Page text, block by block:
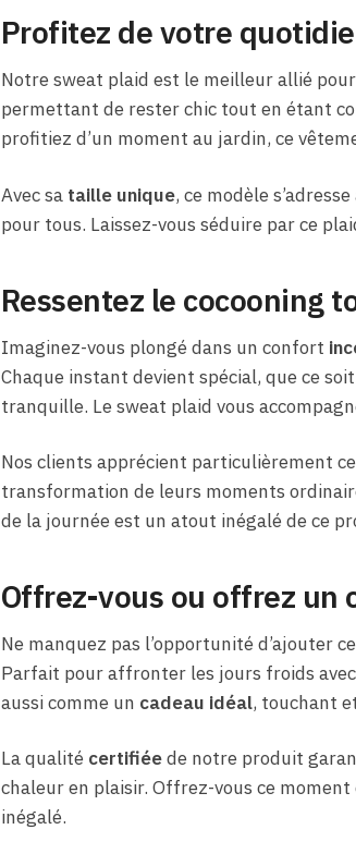
Profitez de votre
Notre sweat plaid est le meilleur allié
permettant de rester chic tout en étant
profitiez d’un moment au jardin, ce
Avec sa taille unique, ce modèle
pour tous. Laissez-vous séduire par ce
Ressentez le cocooning
Imaginez-vous plongé dans un confort
Chaque instant devient spécial, que ce
tranquille. Le sweat plaid vous
Nos clients apprécient particulièrement
transformation de leurs moments
de la journée est un atout inégalé de ce
Offrez-vous ou offrez un
Ne manquez pas l’opportunité d’ajouter
Parfait pour affronter les jours froids
aussi comme un cadeau idéal, touchant
La qualité certifiéede notre produit
chaleur en plaisir. Offrez-vous ce
inégalé.